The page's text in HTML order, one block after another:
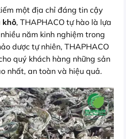
một địa chỉ đáng tin cậy
khô, THAPHACO tự hào là lựa
năm kinh nghiệm trong
dược tự nhiên, THAPHACO
quý khách hàng những sản
nhất, an toàn và hiệu quả.